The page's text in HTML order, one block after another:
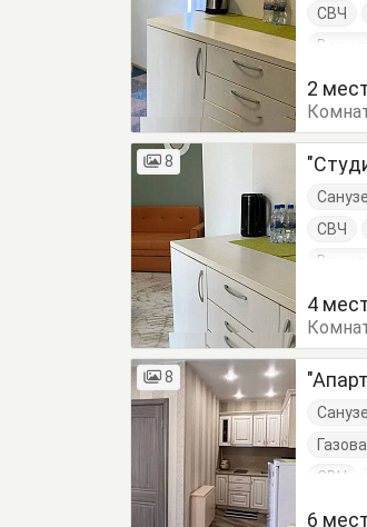
СВЧ
2
8
СВЧ
4
8
СВЧ
6